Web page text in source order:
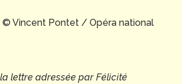
© Vincent Pontet / Opéra national
lettre adressée par Félicité